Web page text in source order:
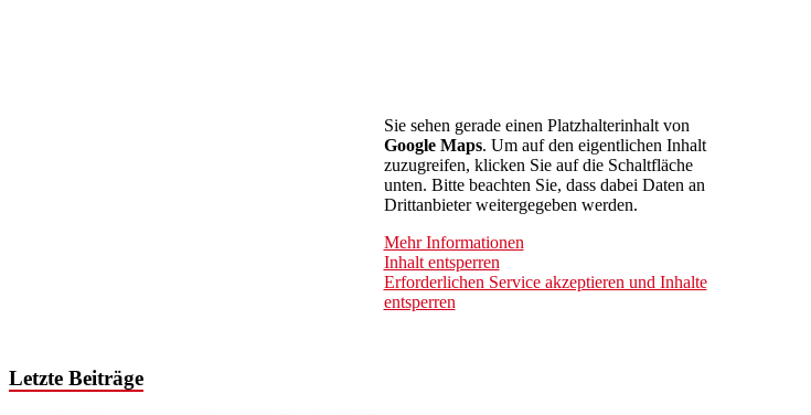
Sie sehen gerade einen Platzhalterinhalt von
Google Maps. Um auf den eigentlichen Inhalt
zuzugreifen, klicken Sie auf die Schaltfläche
unten. Bitte beachten Sie, dass dabei Daten an
Drittanbieter weitergegeben werden.
Mehr Informationen
Inhalt entsperren
Erforderlichen Service akzeptieren und Inhalte
entsperren
Letzte Beiträge